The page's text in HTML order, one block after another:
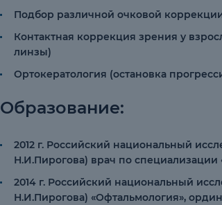
Подбор различной очковой
Контактная коррекция зрения у
линзы)
Ортокератология (остановка
Образование:
2012 г. Российский национальный
Н.И.Пирогова) врач по специализации
2014 г. Российский национальный
Н.И.Пирогова) «Офтальмология»,